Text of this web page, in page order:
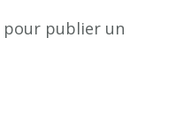
pour publier un